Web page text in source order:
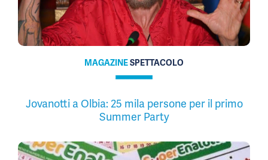
MAGAZINESPETTACOLO
Jovanotti a Olbia: 25 mila persone per il primo
Summer Party